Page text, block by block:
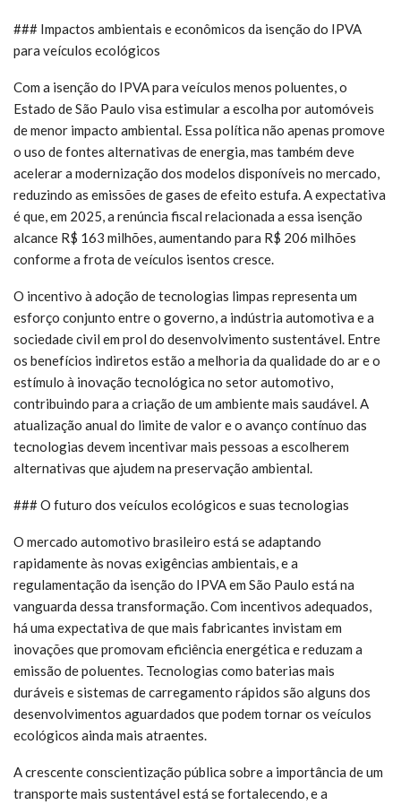
### Impactos ambientais e econômicos da isenção do IPVA
para veículos ecológicos
Com a isenção do IPVA para veículos menos poluentes, o
Estado de São Paulo visa estimular a escolha por automóveis
de menor impacto ambiental. Essa política não apenas promove
o uso de fontes alternativas de energia, mas também deve
acelerar a modernização dos modelos disponíveis no mercado,
reduzindo as emissões de gases de efeito estufa. A expectativa
é que, em 2025, a renúncia fiscal relacionada a essa isenção
alcance R$ 163 milhões, aumentando para R$ 206 milhões
conforme a frota de veículos isentos cresce.
O incentivo à adoção de tecnologias limpas representa um
esforço conjunto entre o governo, a indústria automotiva e a
sociedade civil em prol do desenvolvimento sustentável. Entre
os benefícios indiretos estão a melhoria da qualidade do ar e o
estímulo à inovação tecnológica no setor automotivo,
contribuindo para a criação de um ambiente mais saudável. A
atualização anual do limite de valor e o avanço contínuo das
tecnologias devem incentivar mais pessoas a escolherem
alternativas que ajudem na preservação ambiental.
### O futuro dos veículos ecológicos e suas tecnologias
O mercado automotivo brasileiro está se adaptando
rapidamente às novas exigências ambientais, e a
regulamentação da isenção do IPVA em São Paulo está na
vanguarda dessa transformação. Com incentivos adequados,
há uma expectativa de que mais fabricantes invistam em
inovações que promovam eficiência energética e reduzam a
emissão de poluentes. Tecnologias como baterias mais
duráveis e sistemas de carregamento rápidos são alguns dos
desenvolvimentos aguardados que podem tornar os veículos
ecológicos ainda mais atraentes.
A crescente conscientização pública sobre a importância de um
transporte mais sustentável está se fortalecendo, e a